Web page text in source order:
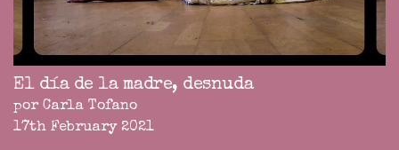
El día de la madre, desnuda
por Carla Tofano
17th February 2021